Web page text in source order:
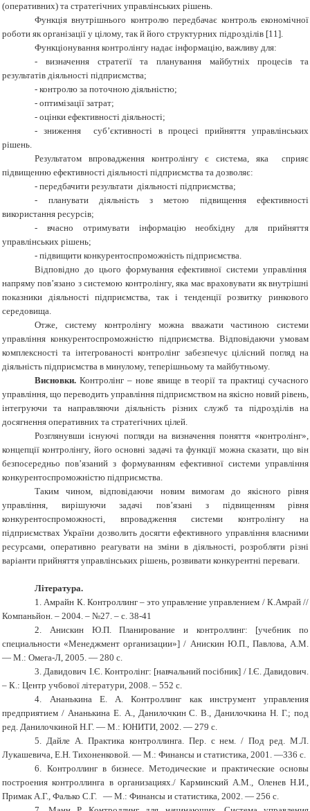
(оперативних) та стратегічних управлінських рішень.
Функція внутрішнього контролю передбачає контроль економічної
роботи як організації у цілому, так й його структурних підрозділів [11].
Функціонування контролінгу надає інформацію, важливу для:
-
визначення стратегії та планування майбутніх процесів та
результатів діяльності підприємства;
- контролю за поточною діяльністю;
- оптимізації затрат;
- оцінки ефективності діяльності;
-
зниження суб’єктивності в процесі прийняття управлінських
рішень.
Результатом впровадження контролінгу є система, яка сприяє
підвищенню ефективності діяльності підприємства та дозволяє:
- передбачити результати діяльності підприємства;
-
планувати діяльність з метою підвищення ефективності
використання ресурсів;
-
вчасно отримувати інформацію необхідну для прийняття
управлінських рішень;
- підвищити конкурентоспроможність підприємства.
Відповідно до цього формування ефективної системи управління
напряму пов’язано з системою контролінгу, яка має враховувати як внутрішні
показники діяльності підприємства, так і тенденції розвитку ринкового
середовища.
Отже, систему контролінгу можна вважати частиною системи
управління конкурентоспроможністю підприємства. Відповідаючи умовам
комплексності та інтегрованості контролінг забезпечує цілісний погляд на
діяльність підприємства в минулому, теперішньому та майбутньому.
Висновки. Контролінг – нове явище в теорії та практиці сучасного
управління, що переводить управління підприємством на якісно новий рівень,
інтегруючи та направляючи діяльність різних служб та підрозділів на
досягнення оперативних та стратегічних цілей.
Розглянувши існуючі погляди на визначення поняття «контролінг»,
концепції контролінгу, його основні задачі та функції можна сказати, що він
безпосередньо пов’язаний з формуванням ефективної системи управління
конкурентоспроможністю підприємства.
Таким чином, відповідаючи новим вимогам до якісного рівня
управління, вирішуючи задачі пов’язані з підвищенням рівня
конкурентоспроможності, впровадження системи контролінгу на
підприємствах України дозволить досягти ефективного управління власними
ресурсами, оперативно реагувати на зміни в діяльності, розробляти різні
варіанти прийняття управлінських рішень, розвивати конкурентні переваги.
Література.
1. Амрайн К. Контроллинг – это управление управлением / К.Амрай //
Компаньйон. – 2004. – №27. – с. 38-41
2.
Анискин Ю.П. Планирование и контроллинг: [учебник по
специальности «Менеджмент организации»]/ Анискин Ю.П., Павлова, A.M.
— М.: Омега-Л, 2005. — 280 с.
3. Давидович І.Є. Контролінг: [навчальний посібник] / І.Є. Давидович.
– К.: Центр учбової літератури, 2008. – 552 с.
4.
Ананькина Е. А. Контроллинг как инструмент управления
предприятием / Ананькина Е. А., Данилочкин С. В., Данилочкина Н. Г.; под
ред. Данилочкиной Н.Г. — М.: ЮНИТИ, 2002. — 279 с.
5. Дайле А. Практика контроллинга. Пер. с нем. / Под ред. М.Л.
Лукашевича, Е.Н. Тихоненковой. — М.: Финансы и статистика, 2001. —336 с.
6. Контроллинг в бизнесе. Методические и практические основы
построения контроллинга в организациях./ Карминский А.М., Оленев Н.И.,
Примак А.Г., Фалько С.Г. — М.: Финансы и статистика, 2002. — 256 с.